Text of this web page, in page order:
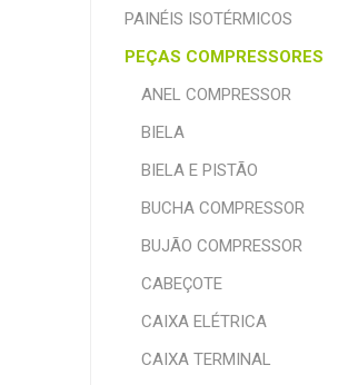
PAINÉIS ISOTÉRMICOS
PEÇAS COMPRESSORES
ANEL COMPRESSOR
BIELA
BIELA E PISTÃO
BUCHA COMPRESSOR
BUJÃO COMPRESSOR
CABEÇOTE
CAIXA ELÉTRICA
CAIXA TERMINAL